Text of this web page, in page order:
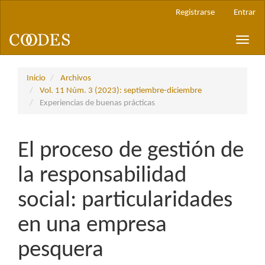
principal
Barra
Registrarse Entrar
Toggle
Inicio
Archivos
Vol. 11 Núm. 3 (2023): septiembre-diciembre
Experiencias de buenas prácticas
El proceso de gestión de
la responsabilidad
social: particularidades
en una empresa
pesquera